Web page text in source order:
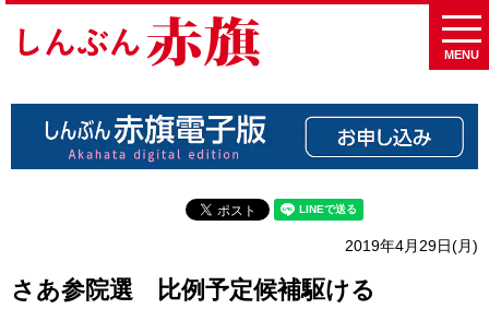
MENU
2019年4月29日(月)
さあ参院選 比例予定候補駆ける